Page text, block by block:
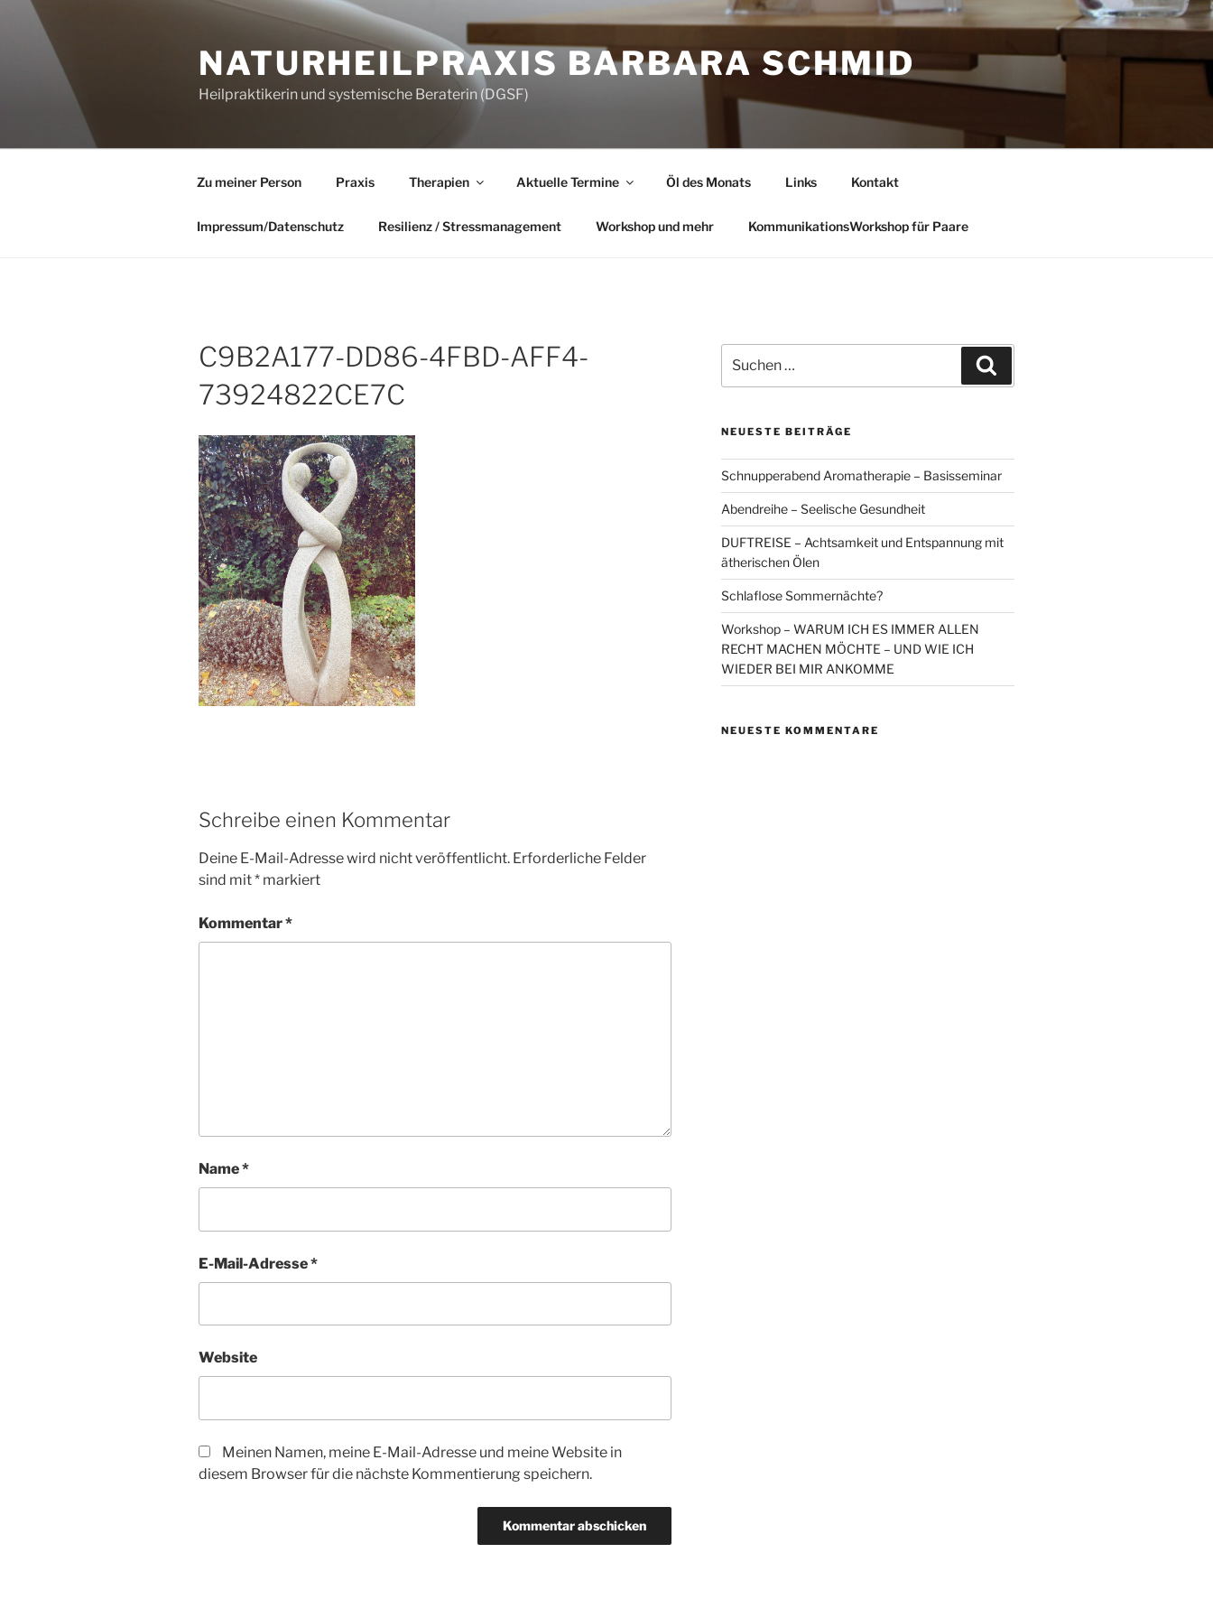
springen
NATURHEILPRAXIS BARBARA SCHMID
Heilpraktikerin und systemische Beraterin (DGSF)
Zu meiner Person Praxis Therapien Aktuelle Termine Öl des Monats Links Kontakt
Impressum/Datenschutz Resilienz / Stressmanagement Workshop und mehr KommunikationsWorkshop für Paare
C9B2A177-DD86-4FBD-AFF4-
73924822CE7C
Schreibe einen Kommentar
Deine E-Mail-Adresse wird nicht veröffentlicht. Erforderliche Felder
sind mit* markiert
Kommentar*
Name*
E-Mail-Adresse*
Website
Meinen Namen, meine E-Mail-Adresse und meine Website in
diesem Browser für die nächste Kommentierung speichern.
nach:
NEUESTE BEITRÄGE
Schnupperabend Aromatherapie – Basisseminar
Abendreihe – Seelische Gesundheit
DUFTREISE – Achtsamkeit und Entspannung mit
ätherischen Ölen
Schlaflose Sommernächte?
Workshop – WARUM ICH ES IMMER ALLEN
RECHT MACHEN MÖCHTE – UND WIE ICH
WIEDER BEI MIR ANKOMME
NEUESTE KOMMENTARE